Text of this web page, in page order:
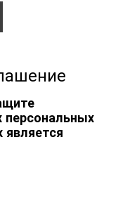
персональных